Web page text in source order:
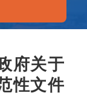
府关于
性文件